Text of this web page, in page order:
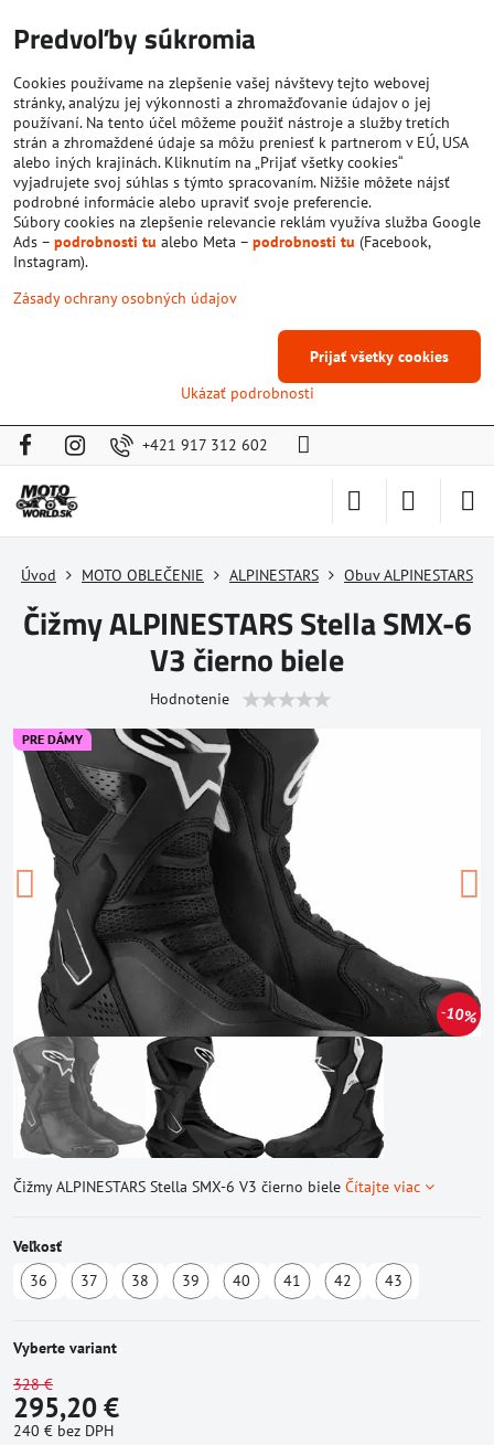
+421 917 312 602
PRE DÁMY
10%
Úvod MOTO OBLEČENIE ALPINESTARS Obuv ALPINESTARS
Čižmy ALPINESTARS Stella SMX-6
V3 čierno biele
Hodnotenie
Čižmy ALPINESTARS Stella SMX-6 V3 čierno biele Čítajte viac
Veľkosť
36
dodávateľa
37
38
39
40
41
42
43
Vyberte variant
328 €
295,20 €
240 € bez DPH
Predvoľby súkromia
Cookies používame na zlepšenie vašej návštevy tejto webovej
stránky, analýzu jej výkonnosti a zhromažďovanie údajov o jej
používaní. Na tento účel môžeme použiť nástroje a služby tretích
strán a zhromaždené údaje sa môžu preniesť k partnerom v EÚ, USA
alebo iných krajinách. Kliknutím na „Prijať všetky cookies“
vyjadrujete svoj súhlas s týmto spracovaním. Nižšie môžete nájsť
podrobné informácie alebo upraviť svoje preferencie.
Súbory cookies na zlepšenie relevancie reklám využíva služba Google
Ads – podrobnosti tu alebo Meta – podrobnosti tu (Facebook,
Instagram).
Zásady ochrany osobných údajov
Ukázať podrobnosti
Prijať všetky cookies